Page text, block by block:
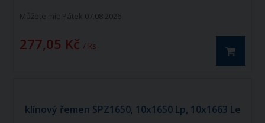
Můžete mít: Pátek 07.08.2026
277,05 Kč / ks
klínový řemen SPZ1650, 10x1650 Lp, 10x1663 Le